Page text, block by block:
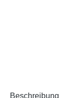
Beschreibung